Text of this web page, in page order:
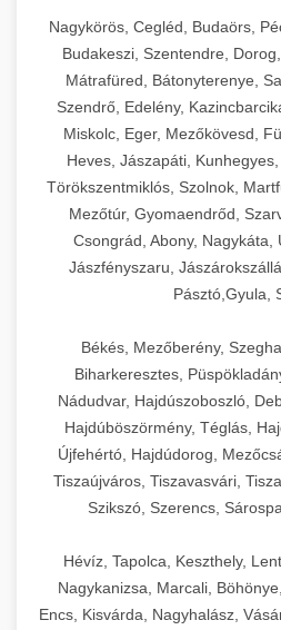
Nagykörös, Cegléd, Budaörs,
Budakeszi, Szentendre,
Mátrafüred, Bátonyterenye,
Szendrő, Edelény,
Miskolc, Eger, Mezőkövesd,
Heves, Jászapáti,
Törökszentmiklós, Szolnok,
Mezőtúr, Gyomaendrőd,
Csongrád, Abony, Nagykáta,
Jászfényszaru,
Pásztó,Gyula,
Békés, Mezőberény,
Biharkeresztes,
Nádudvar, Hajdúszoboszló,
Hajdúböszörmény, Téglás,
Újfehértó, Hajdúdorog,
Tiszaújváros, Tiszavasvári,
Szikszó, Szerencs,
Hévíz, Tapolca, Keszthely,
Nagykanizsa, Marcali,
Encs, Kisvárda, Nagyhalász,